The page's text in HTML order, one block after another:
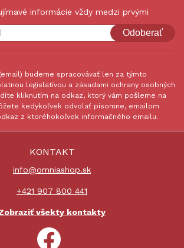
informácie vždy medzi prvými
Odoberať
budeme spracovávať len za týmto
legislatívou a zásadami ochrany osobných
kliknutím na odkaz, ktorý vám pošleme na
kedykoľvek odvolať písomne, emailom
z ktoréhokoľvek informačného emailu.
KONTAKT
info@omniashop.sk
+421 907 800 441
všekty kontakty